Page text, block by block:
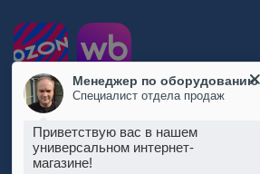
Пользовательское соглашение
Менеджер по оборудованию
Специалист отдела продаж
Приветствую вас в нашем
универсальном интернет-
магазине!